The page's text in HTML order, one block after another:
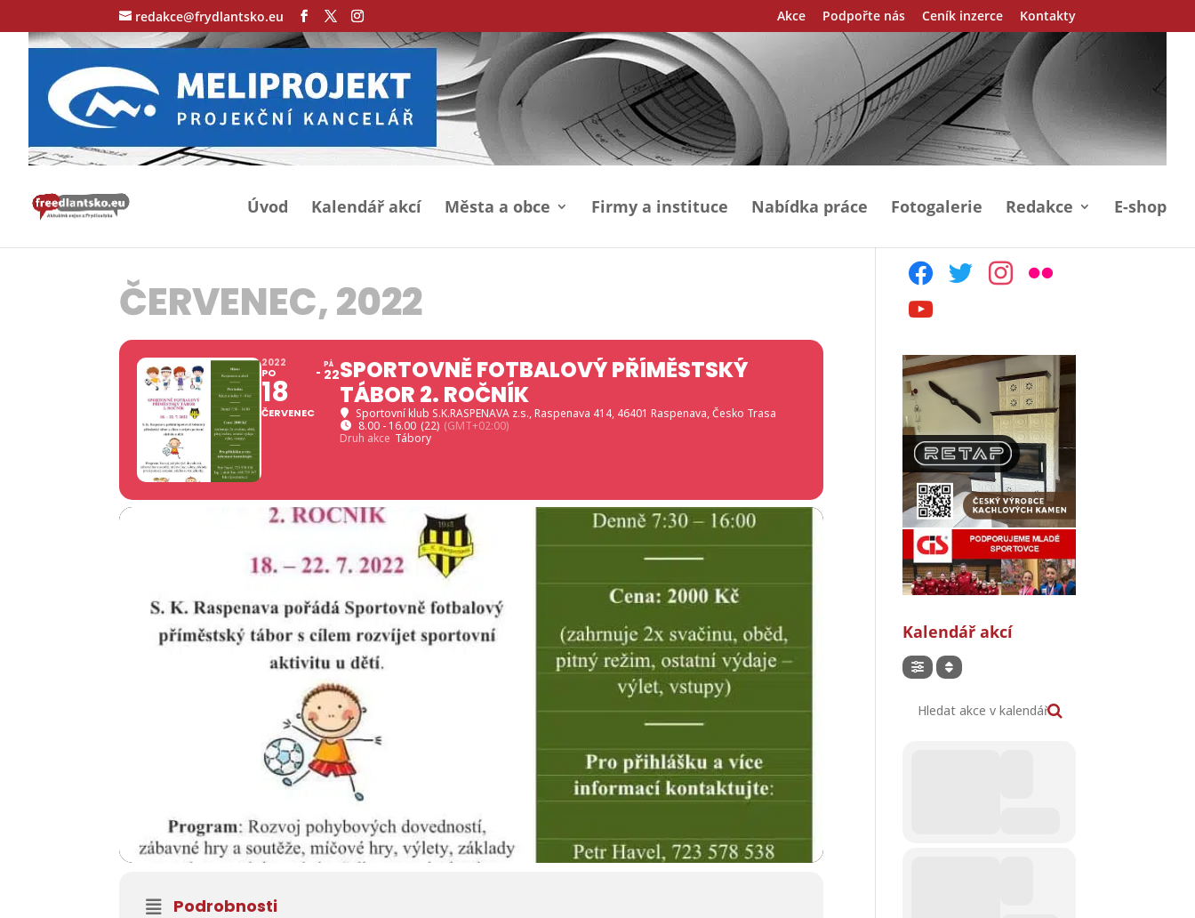
redakce@frydlantsko.eu Akce Podpořte nás Ceník inzerce Kontakty
Úvod Kalendář akcí Města a obce Firmy a instituce Nabídka práce Fotogalerie Redakce E-shop
ČERVENEC, 2022
2022
PO
18
ČERVENEC
PÁ
22SPORTOVNĚ FOTBALOVÝ PŘÍMĚSTSKÝ
TÁBOR 2. ROČNÍK
Sportovní klub S.K.RASPENAVA z.s., Raspenava 414, 46401 Raspenava, Česko Trasa
8.00 - 16.00 (22) (GMT+02:00)
Druh akce Tábory
Podrobnosti
facebooktwitter instagram
flickr
youtube
Kalendář akcí